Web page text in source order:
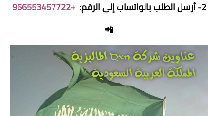
2- أرسل الطلب بالواتساب إلى الرقم:
+966553457722
📲